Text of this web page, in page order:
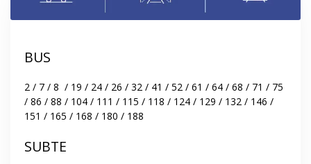
BUS
2 / 7 / 8  / 19 / 24 / 26 / 32 / 41 / 52 / 61 / 64 / 68 / 71 / 75
/ 86 / 88 / 104 / 111 / 115 / 118 / 124 / 129 / 132 / 146 /
151 / 165 / 168 / 180 / 188
SUBTE